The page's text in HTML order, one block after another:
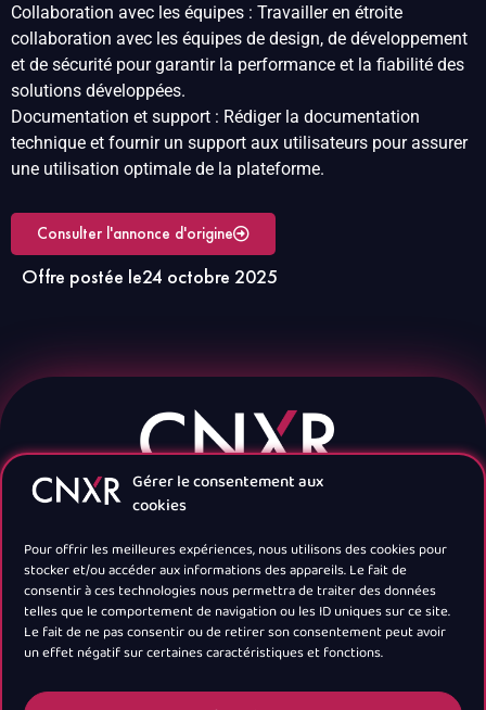
Gérer le consentement aux
cookies
Pour offrir les meilleures expériences, nous utilisons des cookies pour
stocker et/ou accéder aux informations des appareils. Le fait de
consentir à ces technologies nous permettra de traiter des données
telles que le comportement de navigation ou les ID uniques sur ce site.
Le fait de ne pas consentir ou de retirer son consentement peut avoir
un effet négatif sur certaines caractéristiques et fonctions.
Collaboration avec les équipes : Travailler en étroite
collaboration avec les équipes de design, de développement
et de sécurité pour garantir la performance et la fiabilité des
solutions développées.
Documentation et support : Rédiger la documentation
technique et fournir un support aux utilisateurs pour assurer
une utilisation optimale de la plateforme.
Consulter l'annonce d'origine
Offre postée le24 octobre 2025
Navigation
Newsletter